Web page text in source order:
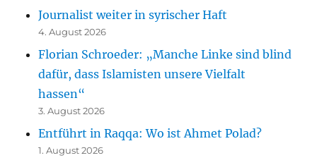
Journalist weiter in syrischer Haft
4. August 2026
Florian Schroeder: „Manche Linke sind blind
dafür, dass Islamisten unsere Vielfalt
hassen“
3. August 2026
Entführt in Raqqa: Wo ist Ahmet Polad?
1. August 2026